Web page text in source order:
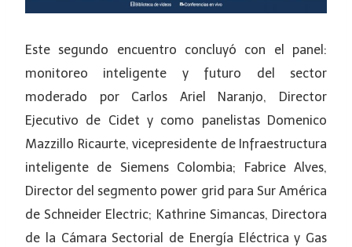
Este segundo encuentro concluyó con el panel:
monitoreo inteligente y futuro del sector
moderado por Carlos Ariel Naranjo, Director
Ejecutivo de Cidet y como panelistas Domenico
Mazzillo Ricaurte, vicepresidente de Infraestructura
inteligente de Siemens Colombia; Fabrice Alves,
Director del segmento power grid para Sur América
de Schneider Electric; Kathrine Simancas, Directora
de la Cámara Sectorial de Energía Eléctrica y Gas